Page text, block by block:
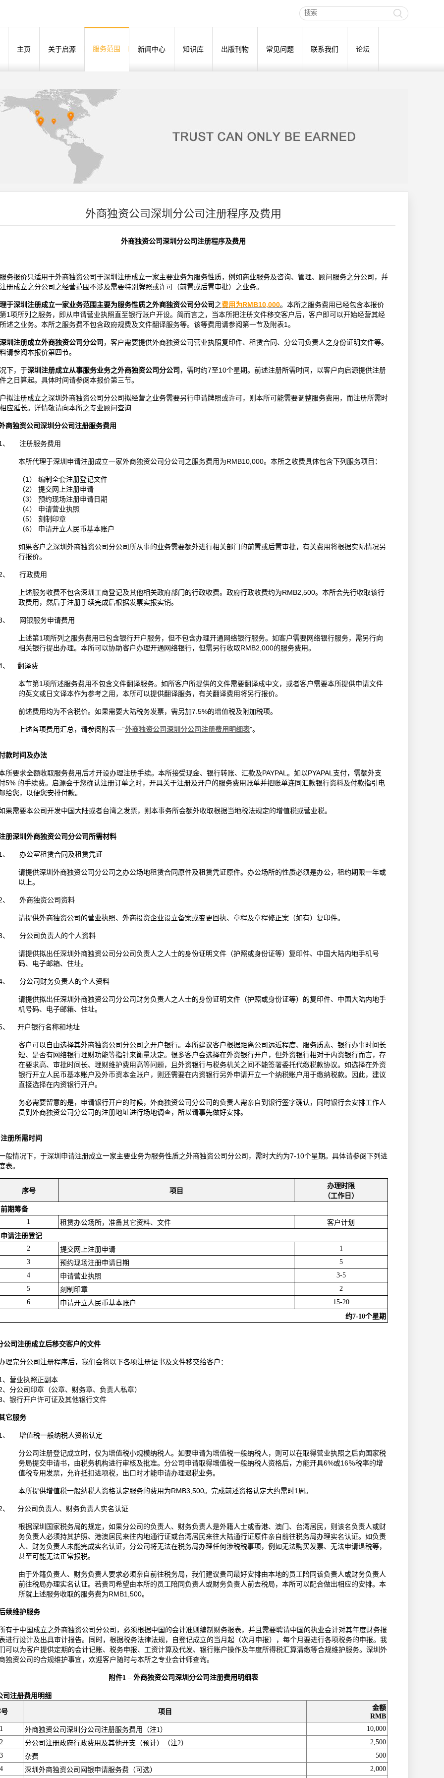
主页 关于启源 服务范围 新闻中心 知识库 出版刊物 常见问题 联系我们 论坛
外商独资公司深圳分公司注册程序及费用
外商独资公司深圳分公司注册程序及费用
务报价只适用于外商独资公司于深圳注册成立一家主要业务为服务性质，例如商业服务及咨询、管理、顾问服务之分公司，幷
册成立之分公司之经营范围不涉及需要特别牌照或许可（前置或后置审批）之业务。
于深圳注册成立一家业务范围主要为服务性质之外商独资公司分公司之费用为RMB10,000。本所之服务费用已经包含本报价
1项所列之服务，即从申请营业执照直至银行账户开设。简而言之，当本所把注册文件移交客户后，客户即可以开始经营其经
述之业务。本所之服务费不包含政府规费及文件翻译服务等。该等费用请参阅第一节及附表1。
圳注册成立外商独资公司分公司 ，客户需要提供外商独资公司营业执照复印件、租赁合同、分公司负责人之身份证明文件等。
请参阅本报价第四节。
下，于深圳注册成立从事服务业务之外商独资公司分公司 ，需时约7至10个星期。前述注册所需时间，以客户向启源提供注册
之日算起。具体时间请参阅本报价第三节。
拟注册成立之深圳外商独资公司分公司拟经营之业务需要另行申请牌照或许可，则本所可能需要调整服务费用，而注册所需时
应延长。详情敬请向本所之专业顾问查询
商独资公司深圳分公司注册服务费用
、 注册服务费用
本所代理于深圳申请注册成立一家外商独资公司分公司之服务费用为RMB10,000。本所之收费具体包含下列服务项目：
（1） 编制全套注册登记文件
（2） 提交网上注册申请
（3） 预约现场注册申请日期
（4） 申请营业执照
（5） 刻制印章
（6） 申请开立人民币基本账户
如果客户之深圳外商独资公司分公司所从事的业务需要额外进行相关部门的前置或后置审批，有关费用将根据实际情况另
行报价。
、 行政费用
上述服务收费不包含深圳工商登记及其他相关政府部门的行政收费。政府行政收费约为RMB2,500。本所会先行收取该行
政费用，然后于注册手续完成后根据发票实报实销。
、 网银服务申请费用
上述第1项所列之服务费用已包含银行开户服务，但不包含办理开通网络银行服务。如客户需要网络银行服务，需另行向
相关银行提出办理。本所可以协助客户办理开通网络银行，但需另行收取RMB2,000的服务费用。
、 翻译费
本节第1项所述服务费用不包含文件翻译服务。如所客户所提供的文件需要翻译成中文，或者客户需要本所提供申请文件
的英文或日文译本作为参考之用，本所可以提供翻译服务，有关翻译费用将另行报价。
前述费用均为不含税价。如果需要大陆税务发票，需另加7.5%的增值税及附加税项。
上述各项费用汇总，请参阅附表一“外商独资公司深圳分公司注册费用明细表”。
款时间及办法
所要求全额收取服务费用后才开设办理注册手续。本所接受现金、银行转账、汇款及PAYPAL。如以PYAPAL支付，需额外支
5% 的手续费。启源会于您确认注册订单之时，开具关于注册及开户的服务费用账单并把账单连同汇款银行资料及付款指引电
给您，以便您安排付款。
果需要本公司开发中国大陆或者台湾之发票，则本事务所会额外收取根据当地税法规定的增值税或营业税。
册深圳外商独资公司分公司所需材料
、 办公室租赁合同及租赁凭证
请提供深圳外商独资公司分公司之办公场地租赁合同原件及租赁凭证原件。办公场所的性质必须是办公，租约期限一年或
以上。
、 外商独资公司资料
请提供外商独资公司的营业执照、外商投资企业设立备案或变更回执、章程及章程修正案（如有）复印件。
、 分公司负责人的个人资料
请提供拟出任深圳外商独资公司分公司负责人之人士的身份证明文件（护照或身份证等）复印件、中国大陆内地手机号
码、电子邮箱、住址。
、 分公司财务负责人的个人资料
请提供拟出任深圳外商独资公司分公司财务负责人之人士的身份证明文件（护照或身份证等）的复印件、中国大陆内地手
机号码、电子邮箱、住址。
、 开户银行名称和地址
客户可以自由选择其外商独资公司分公司之开户银行。本所建议客户根据距离公司远近程度、服务质素、银行办事时间长
短、是否有网络银行理财功能等指针来衡量决定。很多客户会选择在外资银行开户，但外资银行相对于内资银行而言，存
在要求高、审批时间长、理财维护费用高等问题，且外资银行与税务机关之间不能签署委托代缴税款协议。如选择在外资
银行开立人民币基本账户及外币资本金账户，则还需要在内资银行另外申请开立一个纳税账户用于缴纳税款。因此，建议
直接选择在内资银行开户。
务必需要留意的是，申请银行开户的时候，外商独资公司分公司的负责人需亲自到银行签字确认，同时银行会安排工作人
员到外商独资公司分公司的注册地址进行场地调查，所以请事先做好安排。
册所需时间
般情况下，于深圳申请注册成立一家主要业务为服务性质之外商独资公司分公司，需时大约为7-10个星期。具体请参阅下列进
表。
序号 项目
办理时限
（工作日）
前期筹备
1
租赁办公场所，准备其它资料、文件
客户计划
申请注册登记
2
提交网上注册申请
1
3
预约现场注册申请日期
5
4
申请营业执照
3-5
5
刻制印章
2
6
申请开立人民币基本账户
15-20
约7-10个星期
公司注册成立后移交客户的文件
理完分公司注册程序后，我们会将以下各项注册证书及文件移交给客户：
、营业执照正副本
、分公司印章（公章、财务章、负责人私章）
、银行开户许可证及其他银行文件
它服务
、 增值税一般纳税人资格认定
分公司注册登记成立时，仅为增值税小规模纳税人。如要申请为增值税一般纳税人，则可以在取得营业执照之后向国家税
务局提交申请书，由税务机构进行审核及批准。分公司申请取得增值税一般纳税人资格后，方能开具6%或16％税率的增
值税专用发票，允许抵扣进项税，出口时才能申请办理退税业务。
本所提供增值税一般纳税人资格认定服务的费用为RMB3,500。完成前述资格认定大约需时1周。
、 分公司负责人、财务负责人实名认证
根据深圳国家税务局的规定，如果分公司的负责人、财务负责人是外籍人士或香港、澳门、台湾居民，则该名负责人或财
务负责人必须持其护照、港澳居民来往内地通行证或台湾居民来往大陆通行证原件亲自前往税务局办理实名认证。如负责
人、财务负责人未能完成实名认证，分公司将无法在税务局办理任何涉税税事项，例如无法购买发票、无法申请退税等，
甚至可能无法正常报税。
由于外籍负责人、财务负责人要求必须亲自前往税务局，我们建议贵司最好安排由本地的员工陪同该负责人或财务负责人
前往税局办理实名认证。若贵司希望由本所的员工陪同负责人或财务负责人前去税局，本所可以配合做出相应的安排。本
所就上述服务收取的服务费为RMB1,500。
续维护服务
有于中国成立之外商独资公司分公司，必须根据中国的会计准则编制财务报表，并且需要聘请中国的执业会计对其年度财务报
进行设计及出具审计报告。同时，根据税务法律法规，自登记成立的当月起（次月申报），每个月要进行各项税务的申报。我
可以为客户提供定期的会计记账、税务申报、工资计算及代发、银行账户操作及年度所得税汇算清缴等合规维护服务。深圳外
独资公司的合规维护事宜，欢迎客户随时与本所之专业会计师查询。
附件1 – 外商独资公司深圳分公司注册费用明细表
司注册费用明细
项目
金额
RMB
外商独资公司深圳分公司注册服务费用（注1）
10,000
分公司注册政府行政费用及其他开支（预计）（注2）
2,500
杂费
500
深圳外商独资公司网银申请服务费（可选） 2,000